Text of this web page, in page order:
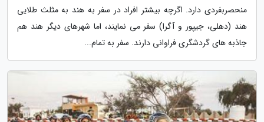
منحصربفردی دارد. اگرچه بیشتر افراد در سفر به هند به مثلث طلایی
هند (دهلی، جیپور و آگرا) سفر می نمایند، اما شهرهای دیگر هند هم
جاذبه های گردشگری فراوانی دارند. سفر به تمام...